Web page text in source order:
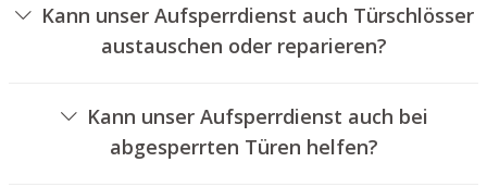
Kann unser Aufsperrdienst auch Türschlösser
austauschen oder reparieren?
Schlössern an.Kann unser Aufsperrdienst auch bei
abgesperrten Türen helfen?